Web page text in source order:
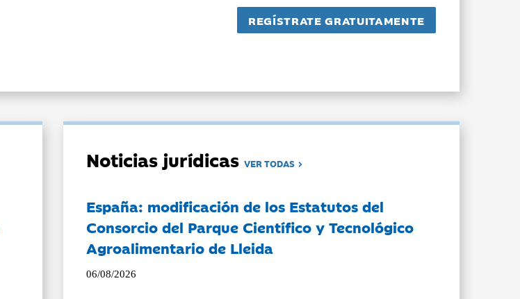
Noticias jurídicasVER TODAS
España: modificación de los Estatutos del
Consorcio del Parque Científico y Tecnológico
Agroalimentario de Lleida
06/08/2026